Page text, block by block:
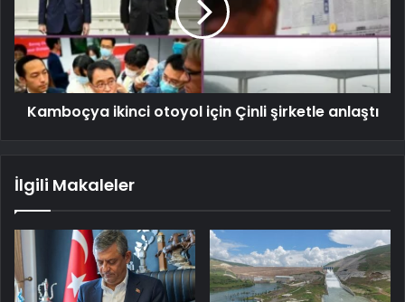
Kamboçya ikinci otoyol için Çinli şirketle anlaştı
İlgili Makaleler